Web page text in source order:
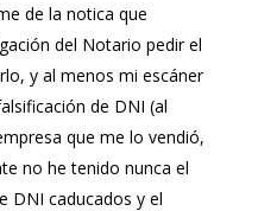
de la notica que
del Notario pedir el
y al menos mi escáner
de DNI (al
que me lo vendió,
no he tenido nunca el
DNI caducados y el